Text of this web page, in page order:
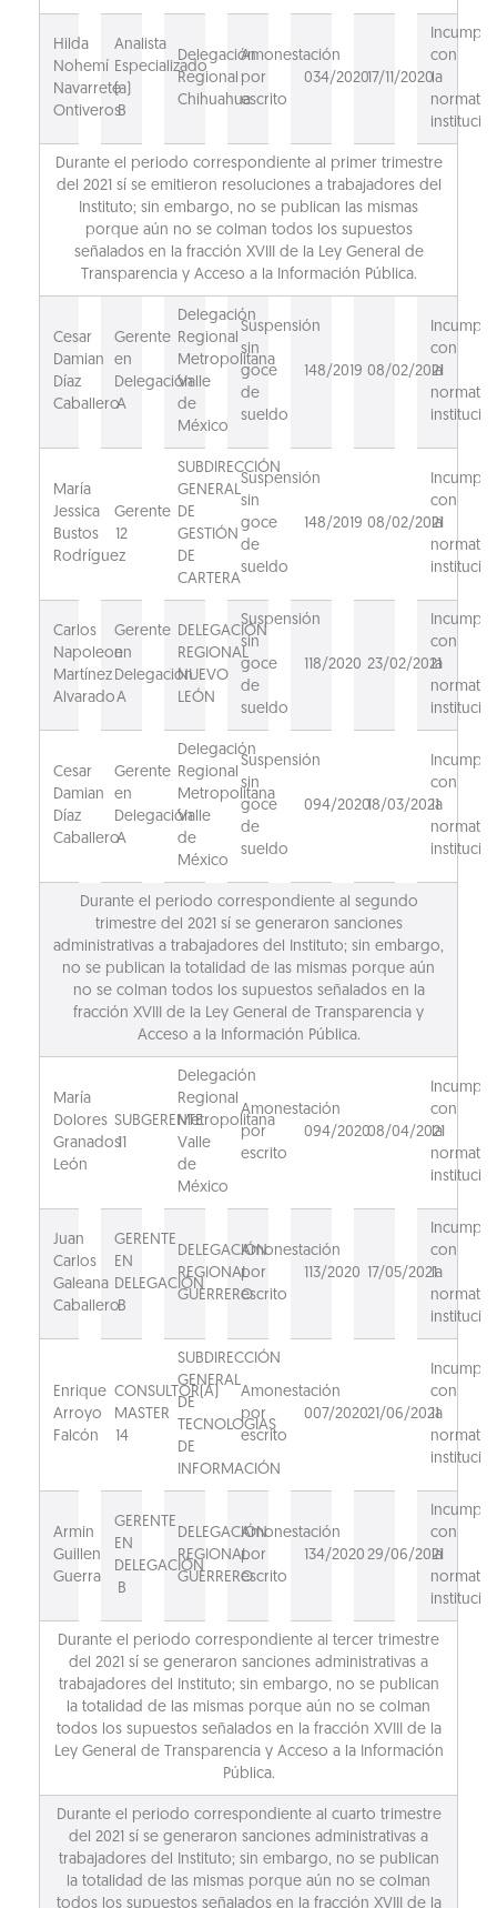
Hilda
Nohemí
Navarrete
Ontiveros
Analista
Especializado
(a)
B
Delegación
Regional
Chihuahua
Amonestación
por
escrito
034/202017/11/2020
con
la
Durante el periodo correspondiente al primer trimestre
del 2021 sí se emitieron resoluciones a trabajadores del
Instituto; sin embargo, no se publican las mismas
porque aún no se colman todos los supuestos
señalados en la fracción XVIII de la Ley General de
Transparencia y Acceso a la Información Pública.
Cesar
Damian
Díaz
Caballero
Gerente
en
Delegación
A
Delegación
Regional
Metropolitana
Valle
de
México
Suspensión
sin
goce
de
sueldo
148/2019 08/02/2021
con
la
María
Jessica
Bustos
Rodríguez
Gerente
12
SUBDIRECCIÓN
GENERAL
DE
GESTIÓN
DE
CARTERA
Suspensión
sin
goce
de
sueldo
148/2019 08/02/2021
con
la
Carlos
Napoleon
Martínez
Alvarado
Gerente
en
Delegación
A
DELEGACIÓN
REGIONAL
NUEVO
LEÓN
Suspensión
sin
goce
de
sueldo
118/2020 23/02/2021
con
la
Cesar
Damian
Díaz
Caballero
Gerente
en
Delegación
A
Delegación
Regional
Metropolitana
Valle
de
México
Suspensión
sin
goce
de
sueldo
094/202018/03/2021
con
la
Durante el periodo correspondiente al segundo
trimestre del 2021 sí se generaron sanciones
administrativas a trabajadores del Instituto; sin embargo,
no se publican la totalidad de las mismas porque aún
no se colman todos los supuestos señalados en la
fracción XVIII de la Ley General de Transparencia y
Acceso a la Información Pública.
María
Dolores
Granados
León
SUBGERENTE
11
Delegación
Regional
Metropolitana
Valle
de
México
Amonestación
por
escrito
094/202008/04/2021
con
la
Juan
Carlos
Galeana
Caballero
GERENTE
EN
DELEGACIÓN
B
DELEGACIÓN
REGIONAL
GUERRERO
Amonestación
por
escrito
113/2020 17/05/2021
con
la
Enrique
Arroyo
Falcón
CONSULTOR(A)
MASTER
14
SUBDIRECCIÓN
GENERAL
DE
TECNOLOGIAS
DE
INFORMACIÓN
Amonestación
por
escrito
007/202021/06/2021
con
la
Armin
Guillen
Guerra
GERENTE
EN
DELEGACIÓN
B
DELEGACIÓN
REGIONAL
GUERRERO
Amonestación
por
escrito
134/2020 29/06/2021
con
la
Durante el periodo correspondiente al tercer trimestre
del 2021 sí se generaron sanciones administrativas a
trabajadores del Instituto; sin embargo, no se publican
la totalidad de las mismas porque aún no se colman
todos los supuestos señalados en la fracción XVIII de la
Ley General de Transparencia y Acceso a la Información
Pública.
Durante el periodo correspondiente al cuarto trimestre
del 2021 sí se generaron sanciones administrativas a
trabajadores del Instituto; sin embargo, no se publican
la totalidad de las mismas porque aún no se colman
todos los supuestos señalados en la fracción XVIII de la